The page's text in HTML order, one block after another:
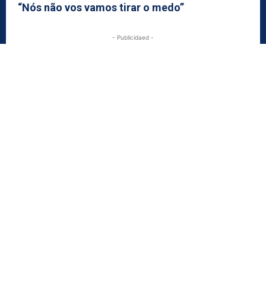
“Nós não vos vamos tirar o medo”
- Publicidaed -